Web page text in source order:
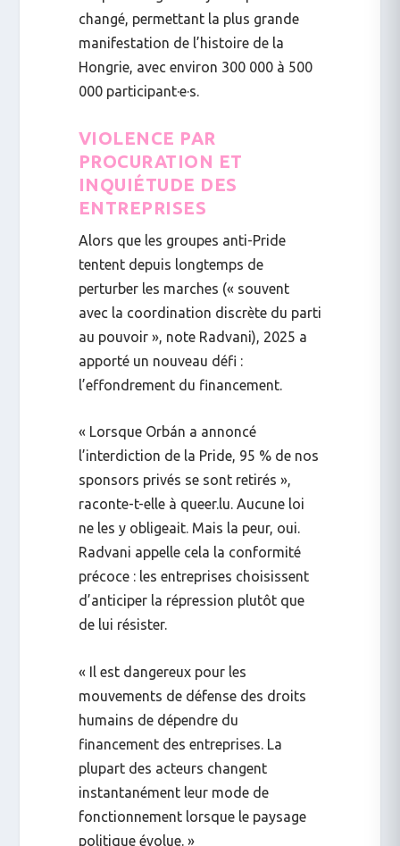
changé, permettant la plus grande
manifestation de l’histoire de la
Hongrie, avec environ 300 000 à 500
000participant·e·s.
VIOLENCE PAR
PROCURATION ET
INQUIÉTUDE DES
ENTREPRISES
Alors que les groupes anti-Pride
tentent depuis longtemps de
perturber les marches (« souvent
avec la coordination discrète du parti
au pouvoir », note Radvani), 2025 a
apporté un nouveau défi :
l’effondrement du financement.
« Lorsque Orbán a annoncé
l’interdiction de la Pride, 95 % de nos
sponsors privés se sont retirés »,
raconte-t-elle à queer.lu. Aucune loi
ne les y obligeait. Mais la peur, oui.
Radvani appelle cela la conformité
précoce: les entreprises choisissent
d’anticiper la répression plutôt que
de lui résister.
« Il est dangereux pour les
mouvements de défense des droits
humains de dépendre du
financement des entreprises. La
plupart des acteurs changent
instantanément leur mode de
fonctionnement lorsque le paysage
politique évolue. »